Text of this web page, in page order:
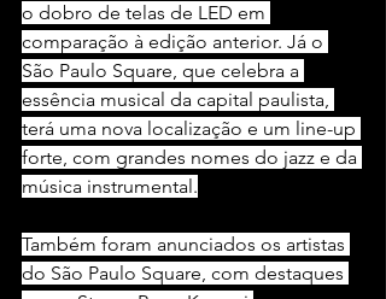
o dobro de telas de LED em
comparação à edição anterior. Já o
São Paulo Square, que celebra a
essência musical da capital paulista,
terá uma nova localização e um line-up
forte, com grandes nomes do jazz e da
música instrumental.
Também foram anunciados os artistas
do São Paulo Square, com destaques